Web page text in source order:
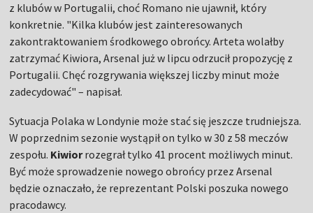
z klubów w Portugalii, choć Romano nie ujawnił, który
konkretnie. "Kilka klubów jest zainteresowanych
zakontraktowaniem środkowego obrońcy. Arteta wolałby
zatrzymać Kiwiora, Arsenal już w lipcu odrzucił propozycję z
Portugalii. Chęć rozgrywania większej liczby minut może
zadecydować" – napisał.
Sytuacja Polaka w Londynie może stać się jeszcze trudniejsza.
W poprzednim sezonie wystąpił on tylko w 30 z 58 meczów
zespołu. Kiwiorrozegrał tylko 41 procent możliwych minut.
Być może sprowadzenie nowego obrońcy przez Arsenal
będzie oznaczało, że reprezentant Polski poszuka nowego
pracodawcy.